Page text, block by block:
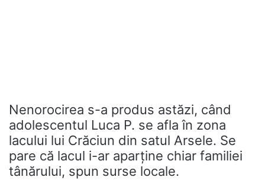
Nenorocirea s-a produs astăzi, când
adolescentul Luca P. se afla în zona
lacului lui Crăciun din satul Arsele. Se
pare că lacul i-ar aparține chiar familiei
tânărului, spun surse locale.